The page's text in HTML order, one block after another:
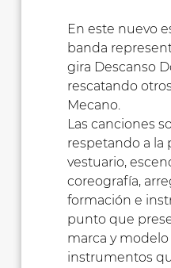
En este nuevo
banda
gira Descanso
rescatando
Mecano.
Las canciones
respetando a la
vestuario,
coreografía,
formación e
punto que
marca y modelo
instrumentos